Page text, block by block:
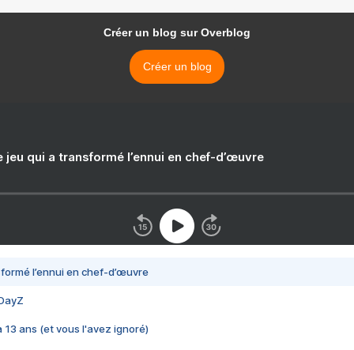
Créer un blog sur Overblog
Créer un blog
jeu qui a transformé l’ennui en chef-d’œuvre
l’ennui en chef-d’œuvre
13 ans (et vous l'avez ignoré)